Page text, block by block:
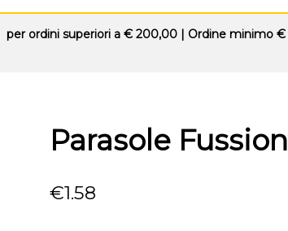
per ordini superiori a € 200,00| Ordine minimo €
Parasole Fussion
€1.58